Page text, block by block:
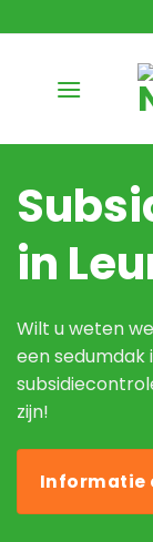
naar
in
Wilt u weten
een sedumdak
zijn!
Informatie